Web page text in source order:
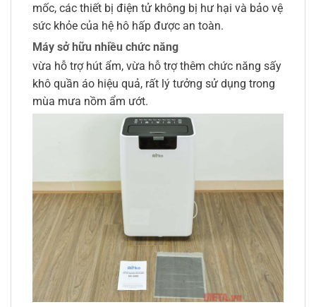
mốc, các thiết bị điện tử không bị hư hại và bảo vệ
sức khỏe của hệ hô hấp được an toàn.
Máy sở hữu nhiều chức năng
vừa hỗ trợ hút ẩm, vừa hỗ trợ thêm chức năng sấy
khô quần áo hiệu quả, rất lý tưởng sử dụng trong
mùa mưa nồm ẩm ướt.